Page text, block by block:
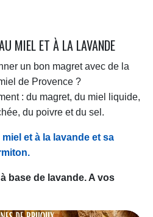
MIEL ET À LA LAVANDE
un bon magret avec de la
de Provence ?
: du magret, du miel liquide,
du poivre et du sel.
et à la lavande et sa
base de lavande. A vos